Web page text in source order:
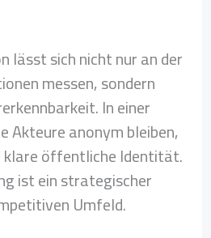
lässt sich nicht nur an der
messen, sondern
In einer
Akteure anonym bleiben,
öffentliche Identität.
ist ein strategischer
Umfeld.